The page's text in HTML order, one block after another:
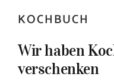
KOCHBUCH
Wir haben
verschenken